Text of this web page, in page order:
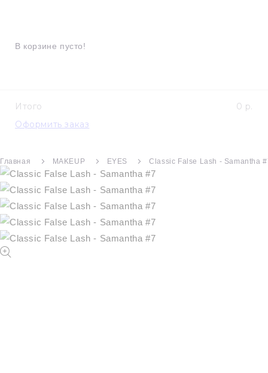
В корзине пусто!
Итого
0 р.
Оформить заказ
Главная MAKEUP EYES Classic False Lash - Samantha